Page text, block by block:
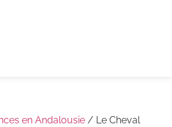
en Andalousie / Le Cheval